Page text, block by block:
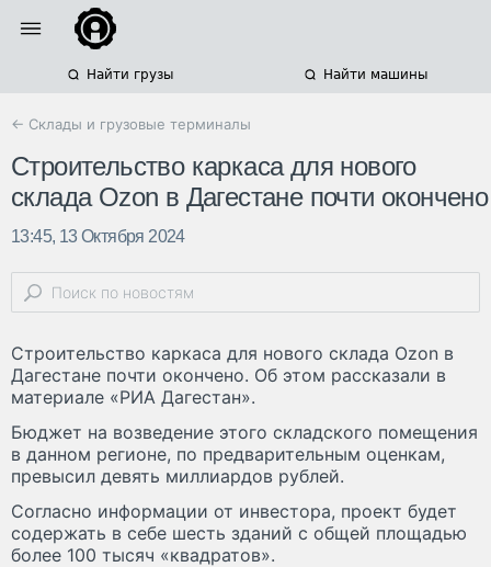
Найти грузы Найти машины
← Склады и грузовые терминалы
Строительство каркаса для нового
склада Ozon в Дагестане почти окончено
13:45, 13 Октября 2024
Строительство каркаса для нового склада Ozon в
Дагестане почти окончено. Об этом рассказали в
материале «РИА Дагестан».
Бюджет на возведение этого складского помещения
в данном регионе, по предварительным оценкам,
превысил девять миллиардов рублей.
Согласно информации от инвестора, проект будет
содержать в себе шесть зданий с общей площадью
более 100 тысяч «квадратов».